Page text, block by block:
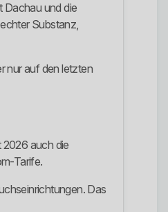
Dachau und die
Substanz,
nur auf den letzten
2026 auch die
Tarife.
Das